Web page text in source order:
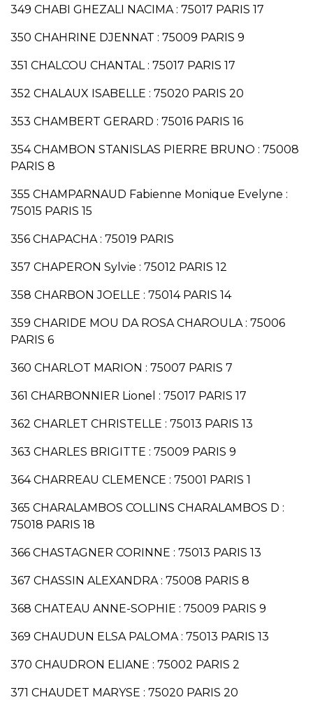
349 CHABI GHEZALI NACIMA : 75017 PARIS 17
350 CHAHRINE DJENNAT : 75009 PARIS 9
351 CHALCOU CHANTAL : 75017 PARIS 17
352 CHALAUX ISABELLE : 75020 PARIS 20
353 CHAMBERT GERARD : 75016 PARIS 16
354 CHAMBON STANISLAS PIERRE BRUNO : 75008
PARIS 8
355 CHAMPARNAUD Fabienne Monique Evelyne :
75015 PARIS 15
356 CHAPACHA : 75019 PARIS
357 CHAPERON Sylvie : 75012 PARIS 12
358 CHARBON JOELLE : 75014 PARIS 14
359 CHARIDE MOU DA ROSA CHAROULA : 75006
PARIS 6
360 CHARLOT MARION : 75007 PARIS 7
361 CHARBONNIER Lionel : 75017 PARIS 17
362 CHARLET CHRISTELLE : 75013 PARIS 13
363 CHARLES BRIGITTE : 75009 PARIS 9
364 CHARREAU CLEMENCE : 75001 PARIS 1
365 CHARALAMBOS COLLINS CHARALAMBOS D :
75018 PARIS 18
366 CHASTAGNER CORINNE : 75013 PARIS 13
367 CHASSIN ALEXANDRA : 75008 PARIS 8
368 CHATEAU ANNE-SOPHIE : 75009 PARIS 9
369 CHAUDUN ELSA PALOMA : 75013 PARIS 13
370 CHAUDRON ELIANE : 75002 PARIS 2
371 CHAUDET MARYSE : 75020 PARIS 20